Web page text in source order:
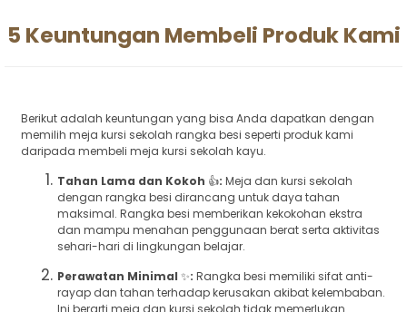
5 Keuntungan Membeli Produk Kami
Berikut adalah keuntungan yang bisa Anda dapatkan dengan
memilih meja kursi sekolah rangka besi seperti produk kami
daripada membeli meja kursi sekolah kayu.
Tahan Lama dan Kokoh 👍: Meja dan kursi sekolah
dengan rangka besi dirancang untuk daya tahan
maksimal. Rangka besi memberikan kekokohan ekstra
dan mampu menahan penggunaan berat serta aktivitas
sehari-hari di lingkungan belajar.
Perawatan Minimal ✨: Rangka besi memiliki sifat anti-
rayap dan tahan terhadap kerusakan akibat kelembaban.
Ini berarti meja dan kursi sekolah tidak memerlukan